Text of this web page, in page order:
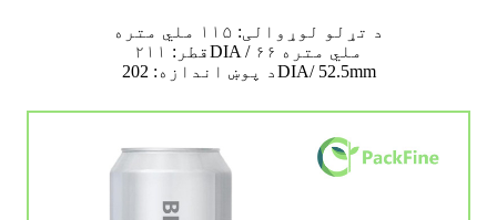
د تړلو لوړوالی: ۱۱۵ ملي متره
قطر: ۲۱۱DIA / ۶۶ ملي متره
د پوښ اندازه: 202DIA/ 52.5mm